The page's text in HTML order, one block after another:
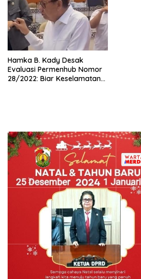
Hamka B. Kady Desak
Evaluasi Permenhub Nomor
28/2022: Biar Keselamatan